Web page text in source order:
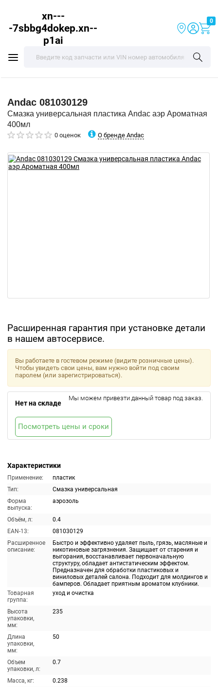
xn---
-7sbbg4dokep.xn--
p1ai
0
Andac 081030129
Смазка универсальная пластика Andac аэр Ароматная
400мл
0 оценок О бренде Andac
Расширенная гарантия при установке детали
в нашем автосервисе.
Характеристики
Применение:
пластик
Тип:
Смазка универсальная
Форма
выпуска:
аэрозоль
Объём, л:
0.4
EAN-13:
081030129
Расширенное
описание:
Быстро и эффективно удаляет пыль, грязь, масляные и
никотиновые загрязнения. Защищает от старения и
выгорания, восстанавливает первоначальную
структуру, обладает антистатическим эффектом.
Предназначен для обработки пластиковых и
виниловых деталей салона. Подходит для молдингов и
бамперов. Обладает приятным ароматом клубники.
Товарная
группа:
уход и очистка
Высота
упаковки,
мм:
235
Длина
упаковки,
мм:
50
Объем
упаковки, л:
0.7
Масса, кг:
0.238
Вы работаете в гостевом режиме (видите розничные цены).
Чтобы увидеть свои цены, вам нужно войти под своим
паролем (или зарегистрироваться).
Нет на складе
Мы можем привезти данный товар под заказ.
Посмотреть цены и сроки